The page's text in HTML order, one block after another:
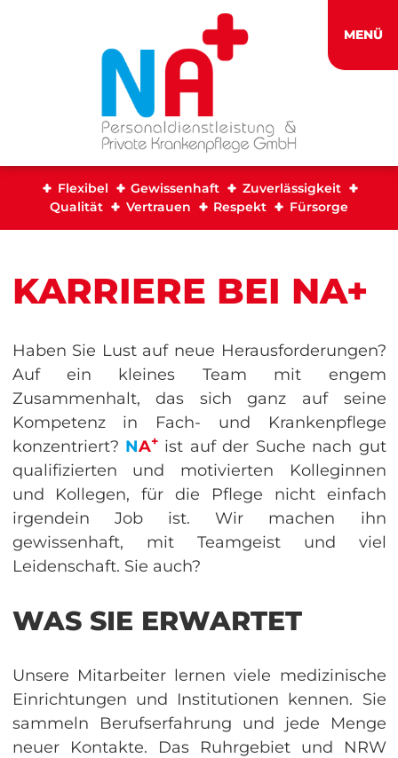
MENÜ
Flexibel Gewissenhaft
Zuverlässigkeit
Qualität
Vertrauen Respekt Fürsorge
KARRIERE BEI NA+
Haben Sie Lust auf neue Herausforderungen?
Auf ein kleines Team mit engem
Zusammenhalt, das sich ganz auf seine
Kompetenz in Fach- und Krankenpflege
konzentriert? NA+ist auf der Suche nach gut
qualifizierten und motivierten Kolleginnen
und Kollegen, für die Pflege nicht einfach
irgendein Job ist. Wir machen ihn
gewissenhaft, mit Teamgeist und viel
Leidenschaft. Sie auch?
WAS SIE ERWARTET
Unsere Mitarbeiter lernen viele medizinische
Einrichtungen und Institutionen kennen. Sie
sammeln Berufserfahrung und jede Menge
neuer Kontakte. Das Ruhrgebiet und NRW